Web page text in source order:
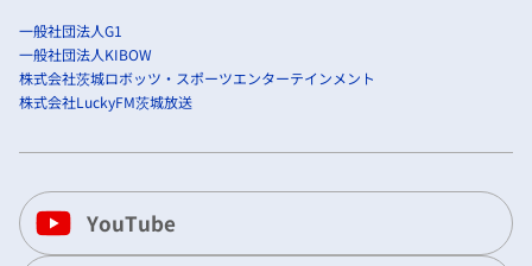
一般社団法人G1
一般社団法人KIBOW
株式会社茨城ロボッツ・スポーツエンターテインメント
株式会社LuckyFM茨城放送
YouTube